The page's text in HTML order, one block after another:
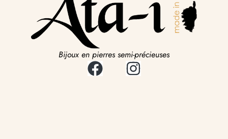
Bijoux en pierres semi-précieuses